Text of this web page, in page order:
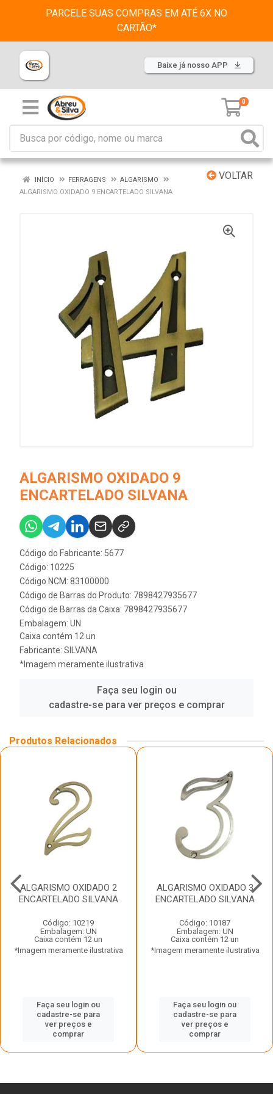
PARCELE SUAS COMPRAS EM ATÉ 6X NO
CARTÃO*
Baixe já nosso APP
0
VOLTAR
INÍCIO FERRAGENS
ALGARISMO
ALGARISMO OXIDADO 9 ENCARTELADO SILVANA
ALGARISMO OXIDADO 9
ENCARTELADO SILVANA
Código do Fabricante: 5677
Código: 10225
Código NCM: 83100000
Código de Barras do Produto: 7898427935677
Código de Barras da Caixa: 7898427935677
Embalagem: UN
Caixa contém 12 un
Fabricante: SILVANA
*Imagem meramente ilustrativa
Faça seu login ou
cadastre-se para ver preços e comprar
Produtos Relacionados
ALGARISMO OXIDADO 2
ENCARTELADO SILVANA
Código: 10219
Embalagem: UN
Caixa contém 12 un
*Imagem meramente ilustrativa
Faça seu login ou
cadastre-se para
ver preços e
comprar
ALGARISMO OXIDADO 3
ENCARTELADO SILVANA
Código: 10187
Embalagem: UN
Caixa contém 12 un
*Imagem meramente ilustrativa
Faça seu login ou
cadastre-se para
ver preços e
comprar